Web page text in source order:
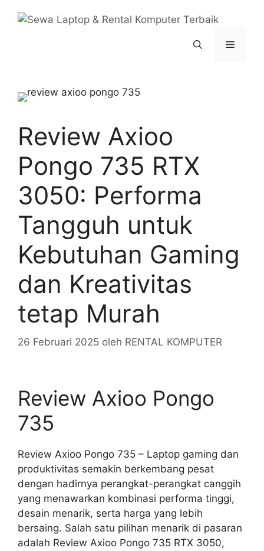
Menu
Review Axioo
Pongo 735 RTX
3050: Performa
Tangguh untuk
Kebutuhan Gaming
dan Kreativitas
tetap Murah
26 Februari 2025 oleh RENTAL KOMPUTER
Review Axioo Pongo
735
Review Axioo Pongo 735 – Laptop gaming dan
produktivitas semakin berkembang pesat
dengan hadirnya perangkat-perangkat canggih
yang menawarkan kombinasi performa tinggi,
desain menarik, serta harga yang lebih
bersaing. Salah satu pilihan menarik di pasaran
adalah Review Axioo Pongo 735 RTX 3050,